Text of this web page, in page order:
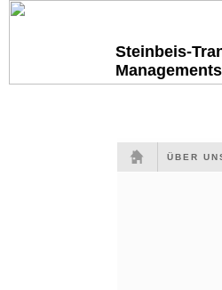
Steinbeis-
ÜBER